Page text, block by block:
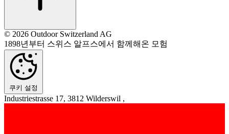
© 2026 Outdoor Switzerland AG
1898년부터 스위스 알프스에서 함께해온 모험
쿠키 설정
Industriestrasse 17, 3812 Wilderswil ,